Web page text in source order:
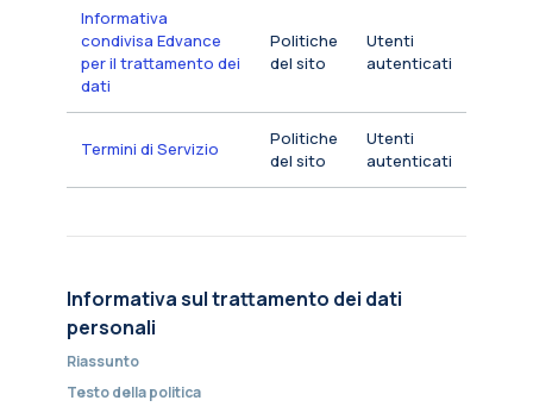
Informativa
condivisa Edvance
per il trattamento dei
dati
Politiche
del sito
Utenti
autenticati
Termini di Servizio
Politiche
del sito
Utenti
autenticati
Informativa sul trattamento dei dati
personali
Riassunto
Testo della politica